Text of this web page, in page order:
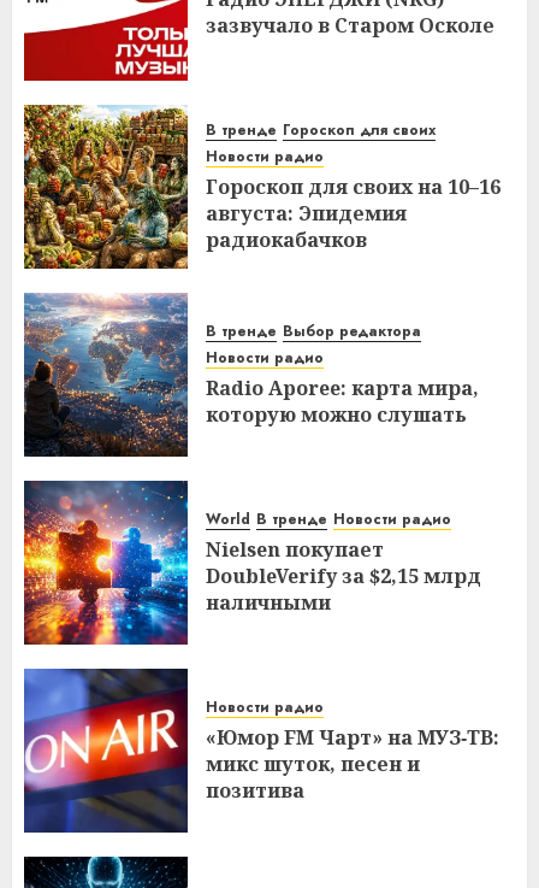
зазвучало в Старом Осколе
В тренде Гороскоп для своих
Новости радио
Гороскоп для своих на 10–16
августа: Эпидемия
радиокабачков
В тренде Выбор редактора
Новости радио
Radio Aporee: карта мира,
которую можно слушать
World В тренде Новости радио
Nielsen покупает
DoubleVerify за $2,15 млрд
наличными
Новости радио
«Юмор FM Чарт» на МУЗ‑ТВ:
микс шуток, песен и
позитива